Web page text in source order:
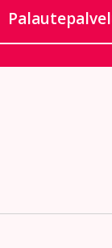
Siirtyy